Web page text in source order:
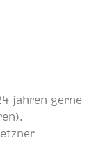
jahren gerne
).